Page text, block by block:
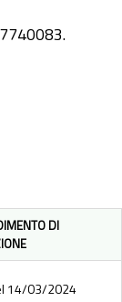
DI
14/03/2024